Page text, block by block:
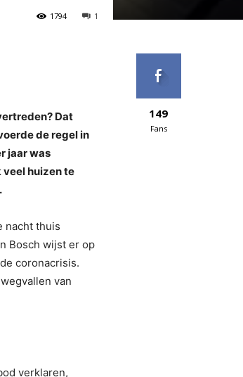
1
1794
Dat
de regel in
jaar was
veel huizen te
nacht thuis
Bosch wijst er op
coronacrisis.
van
verklaren,
149
Fans